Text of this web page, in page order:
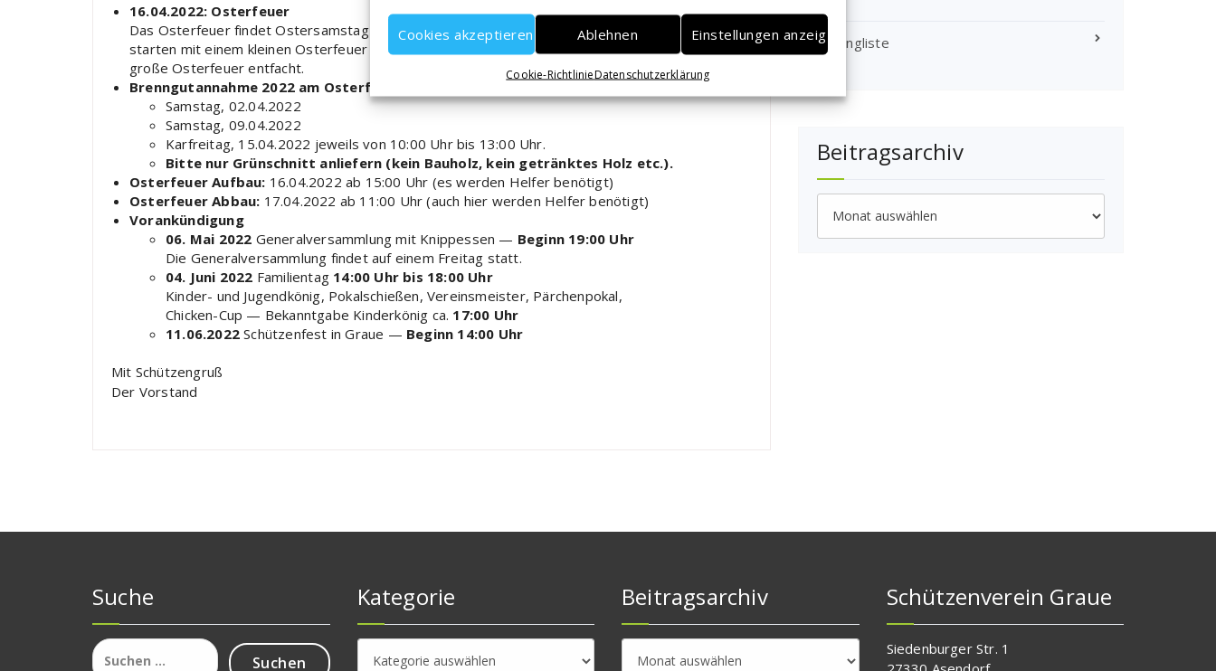
Cookies akzeptieren Ablehnen Einstellungen anzeigen
Cookie-RichtlinieDatenschutzerklärung
16.04.2022: Osterfeuer
Das Osterfeuer findet Ostersamstag am 16. April bei Deppes, in der Mühlenstraße 8, statt. Wir
starten mit einem kleinen Osterfeuer für die Kinder ab 19:30 Uhr. Ab ca. 20:00 Uhr wird dann das
große Osterfeuer entfacht.
Brenngutannahme 2022 am Osterfeuerplatz
Samstag, 02.04.2022
Samstag, 09.04.2022
Karfreitag, 15.04.2022 jeweils von 10:00 Uhr bis 13:00 Uhr.
Bitte nur Grünschnitt anliefern (kein Bauholz, kein getränktes Holz etc.).
Osterfeuer Aufbau: 16.04.2022 ab 15:00 Uhr (es werden Helfer benötigt)
Osterfeuer Abbau: 17.04.2022 ab 11:00 Uhr (auch hier werden Helfer benötigt)
Vorankündigung
06. Mai 2022 Generalversammlung mit Knippessen — Beginn 19:00 Uhr
Die Generalversammlung findet auf einem Freitag statt.
04. Juni 2022 Familientag 14:00 Uhr bis 18:00 Uhr
Kinder- und Jugendkönig, Pokalschießen, Vereinsmeister, Pärchenpokal,
Chicken-Cup — Bekanntgabe Kinderkönig ca. 17:00 Uhr
11.06.2022Schützenfest in Graue — Beginn 14:00 Uhr
Mit Schützengruß
Der Vorstand
Rangliste
Beitragsarchiv
Beitragsarchiv
Suche
Suchen
nach:
Kategorie
Kategorie
Beitragsarchiv
Beitragsarchiv
Schützenverein Graue
Siedenburger Str. 1